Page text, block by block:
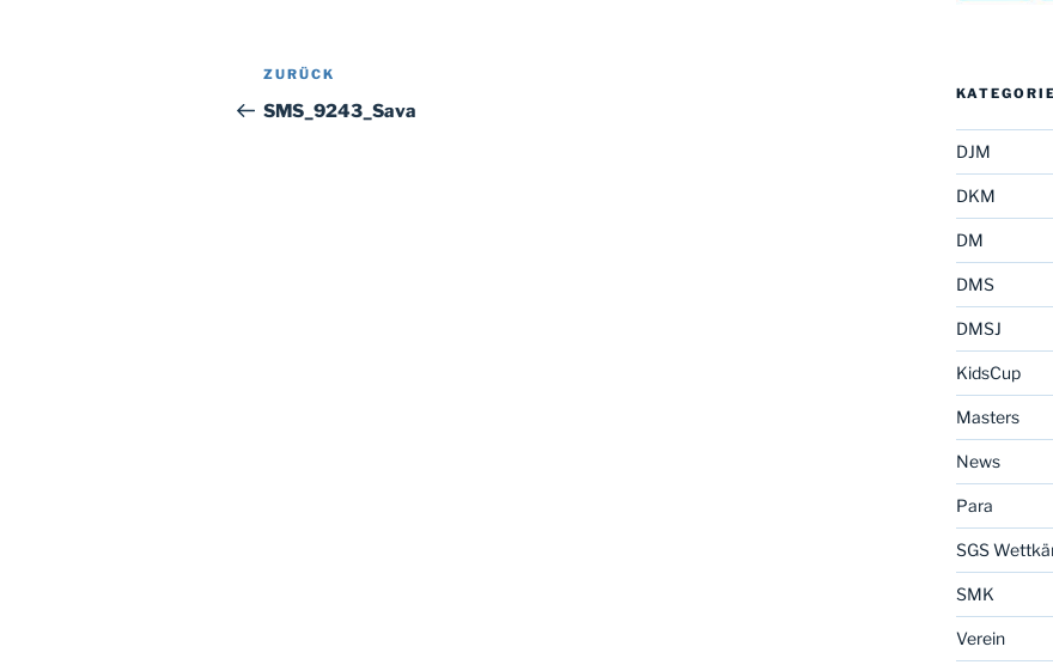
Beitragsnavigation
Vorheriger
Beitrag
ZURÜCK
SMS_9243_Sava
DJM
DKM
DM
DMS
DMSJ
KidsCup
Masters
News
Para
SGS
SMK
Verein